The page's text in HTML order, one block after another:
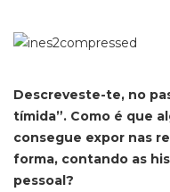
Descreveste-te, no
tímida”. Como é que
consegue expor nas
forma, contando as
pessoal?